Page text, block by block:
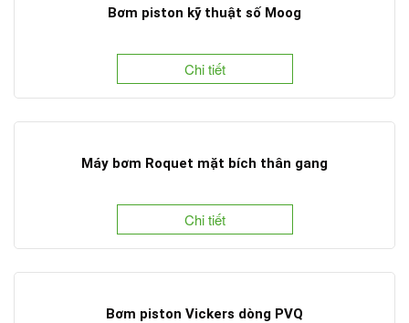
Bơm piston kỹ thuật số Moog
Chi tiết
Máy bơm Roquet mặt bích thân gang
Chi tiết
Bơm piston Vickers dòng PVQ